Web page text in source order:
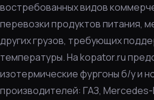
востребованных видов
перевозки продуктов питания,
других грузов, требующих
температуры. На kopator.ru
изотермические фургоны б/у и
производителей: ГАЗ, Mercedes-